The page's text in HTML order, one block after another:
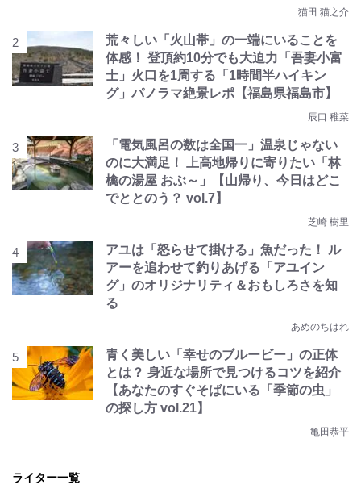
猫田 猫之介
荒々しい「火山帯」の一端にいることを
体感！ 登頂約10分でも大迫力「吾妻小富
士」火口を1周する「1時間半ハイキン
グ」パノラマ絶景レポ【福島県福島市】
辰口 稚菜
「電気風呂の数は全国一」温泉じゃない
のに大満足！ 上高地帰りに寄りたい「林
檎の湯屋 おぶ～」【山帰り、今日はどこ
でととのう？ vol.7】
芝崎 樹里
アユは「怒らせて掛ける」魚だった！ ル
アーを追わせて釣りあげる「アユイン
グ」のオリジナリティ＆おもしろさを知
る
あめのちはれ
青く美しい「幸せのブルービー」の正体
とは？ 身近な場所で見つけるコツを紹介
【あなたのすぐそばにいる「季節の虫」
の探し方 vol.21】
亀田恭平
ライター一覧